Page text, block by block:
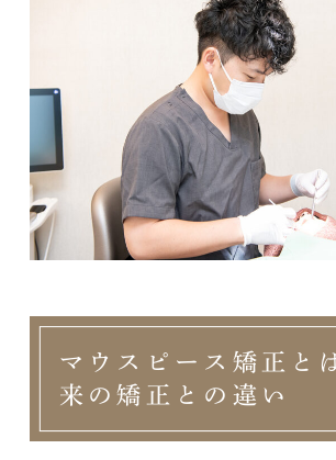
マウスピース矯正と
来の矯正との違い